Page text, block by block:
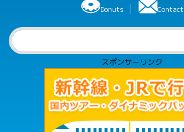
Donuts
Contact
スポンサーリンク